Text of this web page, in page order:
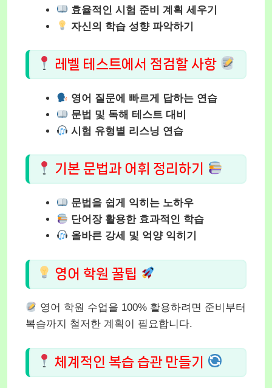
효율적인 시험 준비 계획 세우기
자신의 학습 성향 파악하기
레벨 테스트에서 점검할 사항
영어 질문에 빠르게 답하는 연습
문법 및 독해 테스트 대비
시험 유형별 리스닝 연습
기본 문법과 어휘 정리하기
문법을 쉽게 익히는 노하우
단어장 활용한 효과적인 학습
올바른 강세 및 억양 익히기
영어 학원 꿀팁
영어 학원 수업을 100% 활용하려면 준비부터
복습까지 철저한 계획이 필요합니다.
체계적인 복습 습관 만들기